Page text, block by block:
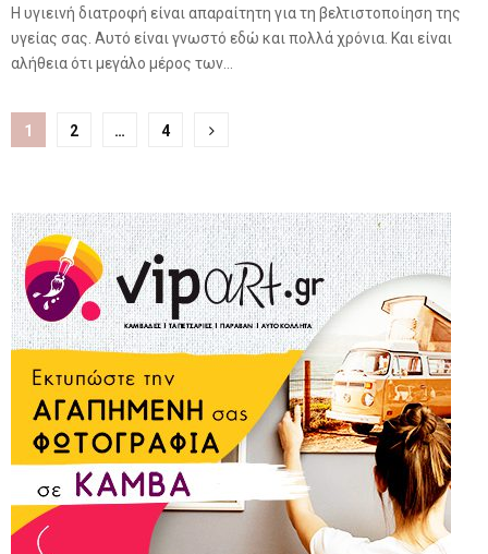
Η υγιεινή διατροφή είναι απαραίτητη για τη βελτιστοποίηση της
υγείας σας. Αυτό είναι γνωστό εδώ και πολλά χρόνια. Και είναι
αλήθεια ότι μεγάλο μέρος των...
Σελιδοποίηση
1 2 … 4